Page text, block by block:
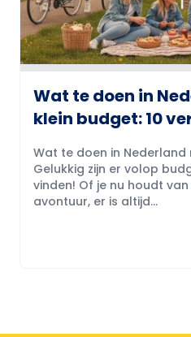
Wat te doen in
klein budget: 10
Wat te doen in
Gelukkig zijn er volop
vinden! Of je nu houdt
avontuur, er is altijd...